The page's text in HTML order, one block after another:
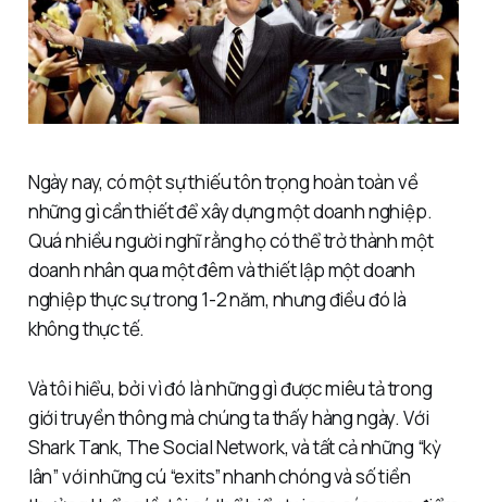
Ngày nay, có một sự thiếu tôn trọng hoàn toàn về
những gì cần thiết để xây dựng một doanh nghiệp.
Quá nhiều người nghĩ rằng họ có thể trở thành một
doanh nhân qua một đêm và thiết lập một doanh
nghiệp thực sự trong 1-2 năm, nhưng điều đó là
không thực tế.
Và tôi hiểu, bởi vì đó là những gì được miêu tả trong
giới truyền thông mà chúng ta thấy hàng ngày. Với
Shark Tank, The Social Network, và tất cả những “kỳ
lân” với những cú “exits” nhanh chóng và số tiền